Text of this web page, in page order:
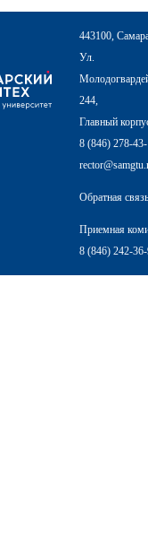
443100,
Ул.
244,
Главный
8 (846) 278-
Обратная связь
Приемная
8 (846) 242-